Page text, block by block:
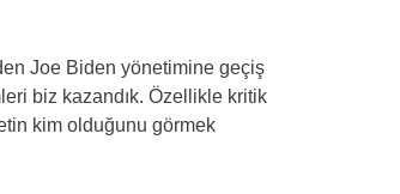
Joe Biden yönetimine geçiş
biz kazandık. Özellikle kritik
kim olduğunu görmek